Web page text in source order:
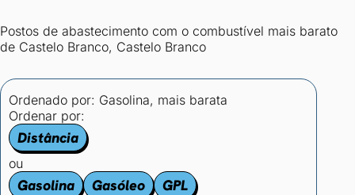
Postos de abastecimento com o combustível mais barato
de Castelo Branco, Castelo Branco
Ordenado por: Gasolina, mais barata
Ordenar por:
Distância
ou
Gasolina Gasóleo GPL